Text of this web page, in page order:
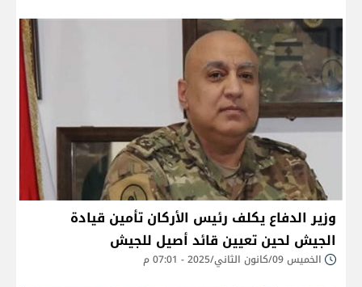
وزير الدفاع يكلف رئيس الأركان تأمين قيادة
الجيش لحين تعيين قائد أصيل للجيش
الخميس 09/كانون الثاني/2025 - 07:01 م